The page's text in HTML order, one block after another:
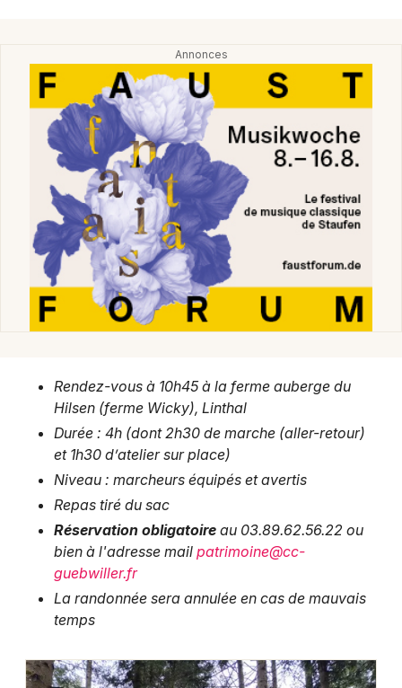
Sorties famille
Expos
Sorties & loisirs
Nature en Alsace
Nature dans le Grand Est
Newsletter des sorties
Artistes en tournée
Actus dans le Haut-Rhin
Magazine dans le Haut-Rhin
Actus tourisme & loisirs
Restaurants
Toutes les villes
Rendez-vous à 10h45 à la ferme auberge du
Hilsen (ferme Wicky), Linthal
Durée : 4h (dont 2h30 de marche (aller-retour)
et 1h30 d’atelier sur place)
Niveau : marcheurs équipés et avertis
Repas tiré du sac
Réservation obligatoire au 03.89.62.56.22 ou
bien à l'adresse mail patrimoine@cc-
guebwiller.fr
La randonnée sera annulée en cas de mauvais
temps